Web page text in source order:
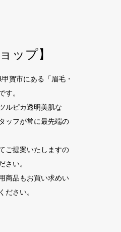
ップ】
賀市にある「眉毛・
す。
ルピカ透明美肌な
ッフが常に最先端の
ご提案いたしますの
さい。
商品もお買い求めい
ださい。